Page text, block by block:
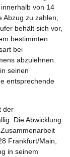
von 14
zu zahlen,
behält sich vor,
bestimmten
bei
abzulehnen.
seinen
entsprechende
der
Die Abwicklung
Frankfurt/Main,
in seinem